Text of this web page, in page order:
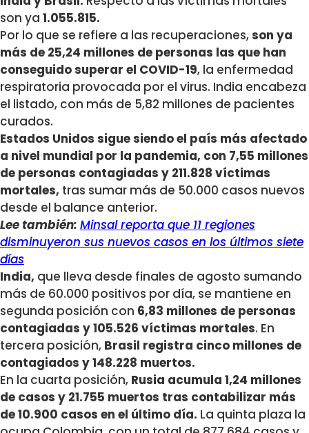
son ya 1.055.815.
Por lo que se refiere a las recuperaciones,son ya
más de 25,24 millones de personas las que han
conseguido superar el COVID-19, la enfermedad
respiratoria provocada por el virus. India encabeza
el listado, con más de 5,82 millones de pacientes
curados.
Estados Unidos sigue siendo el país más afectado
a nivel mundial por la pandemia, con 7,55 millones
de personas contagiadas y 211.828 víctimas
mortales, tras sumar más de 50.000 casos nuevos
desde el balance anterior.
Lee también: Minsal reporta que 11 regiones
disminuyeron sus nuevos casos en los últimos siete
días
India, que lleva desde finales de agosto sumando
más de 60.000 positivos por día, se mantiene en
segunda posición con 6,83 millones de personas
contagiadas y 105.526 víctimas mortales. En
tercera posición, Brasil registra cinco millones de
contagiados y 148.228 muertos.
En la cuarta posición, Rusia acumula 1,24 millones
de casos y 21.755 muertos tras contabilizar más
de 10.900 casos en el último día. La quinta plaza la